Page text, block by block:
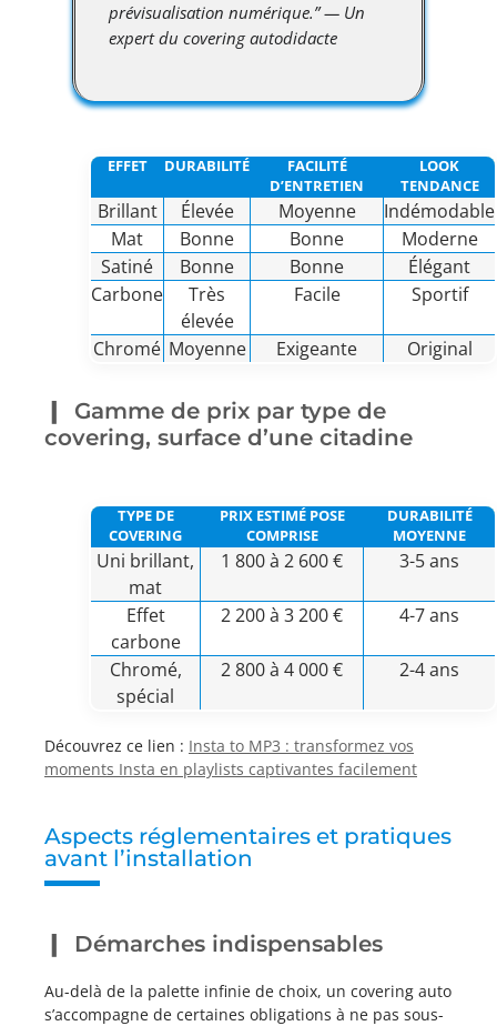
prévisualisation numérique.” — Un
expert du covering autodidacte
EFFET DURABILITÉ
FACILITÉ
D’ENTRETIEN
LOOK
TENDANCE
Brillant Élevée Moyenne
Indémodable
Mat
Bonne Bonne
Moderne
Satiné
Bonne Bonne
Élégant
Carbone
Très
élevée
Facile Sportif
Chromé Moyenne Exigeante Original
Gamme de prix par type de
covering, surface d’une citadine
TYPE DE
COVERING
PRIX ESTIMÉ POSE
COMPRISE
DURABILITÉ
MOYENNE
Uni brillant,
mat
1 800 à 2 600 € 3-5 ans
Effet
carbone
2 200 à 3 200 € 4-7 ans
Chromé,
spécial
2 800 à 4 000 € 2-4 ans
Découvrez ce lien : Insta to MP3 : transformez vos
moments Insta en playlists captivantes facilement
Aspects réglementaires et pratiques
avant l’installation
Démarches indispensables
Au-delà de la palette infinie de choix, un covering auto
s’accompagne de certaines obligations à ne pas sous-